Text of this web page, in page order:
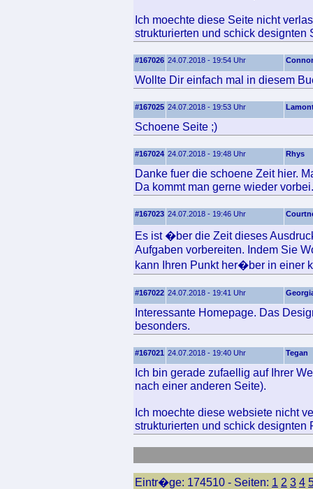
Ich moechte diese Seite nicht
strukturierten und schick designten
#167026 24.07.2018 - 19:54 Uhr Connor
Wollte Dir einfach mal in diesem
#167025 24.07.2018 - 19:53 Uhr
Schoene Seite ;)
#167024 24.07.2018 - 19:48 Uhr Rhys
Danke fuer die schoene Zeit hier.
Da kommt man gerne wieder vorbei.
#167023 24.07.2018 - 19:46 Uhr
Es ist �ber die Zeit dieses
Aufgaben vorbereiten. Indem Sie
kann Ihren Punkt her�ber in einer
#167022 24.07.2018 - 19:41 Uhr
Interessante Homepage. Das
besonders.
#167021 24.07.2018 - 19:40 Uhr Tegan
Ich bin gerade zufaellig auf Ihrer
nach einer anderen Seite).
Ich moechte diese websiete nicht
strukturierten und schick designten
Eintr�ge: 174510 - Seiten: 1 2 3 4